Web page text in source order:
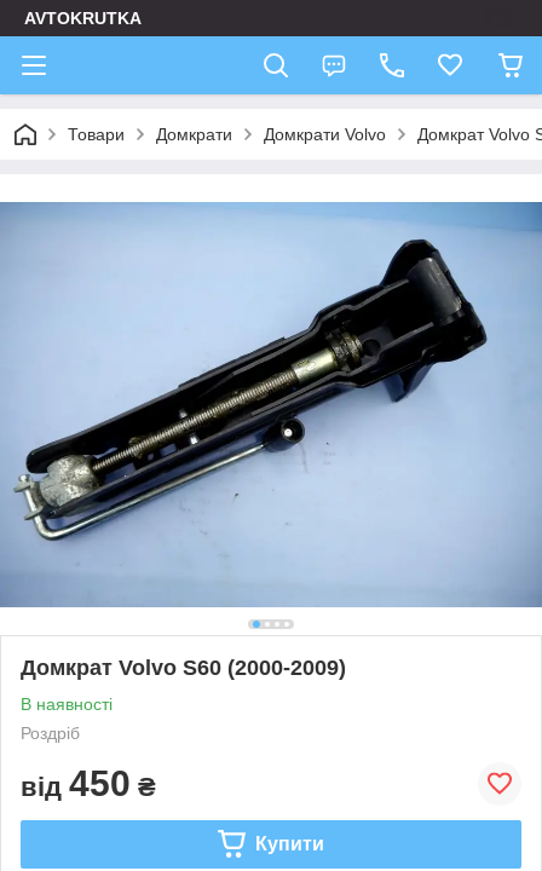
AVTOKRUTKA
Товари Домкрати Домкрати Volvo Домкрат Volvo
Домкрат Volvo S60 (2000-2009)
В наявності
Роздріб
від 450 ₴
Купити